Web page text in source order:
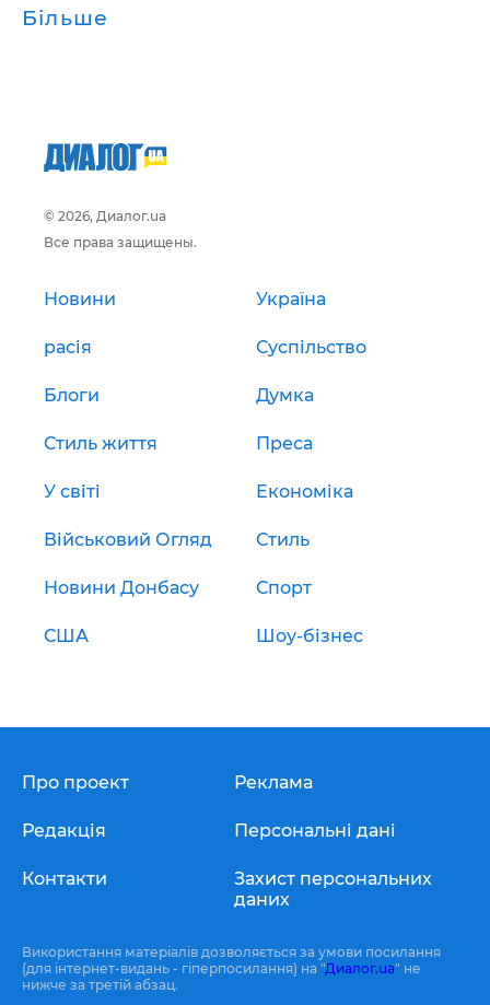
Більше
© 2026, Диалог.ua
Все права защищены.
Новини Україна
расія Суспільство
Блоги Думка
Стиль життя Преса
У світі Економіка
Військовий Огляд Стиль
Новини Донбасу Спорт
США Шоу-бізнес
Про проект
Редакція
Контакти
Реклама
Персональні дані
Захист персональних
даних
Використання матеріалів дозволяється за умови посилання
(для інтернет-видань - гіперпосилання) на "Диалог.ua" не
нижче за третій абзац.